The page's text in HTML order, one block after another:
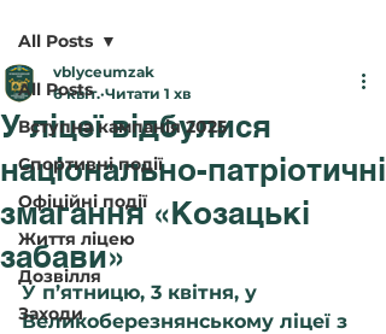
All Posts
Вступна кампанія 2025
Спортивні події
Офіційні події
Життя ліцею
Дозвілля
Заходи
All Posts
У ліцеї відбулися
національно-патріотичні
змагання «Козацькі
забави»
vblyceumzak
6 квіт. Читати 1 хв
У п’ятницю, 3 квітня, у
Великоберезнянському ліцеї з